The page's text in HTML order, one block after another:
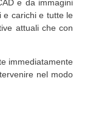
e da immagini
e carichi e tutte le
attuali che con
immediatamente
nel modo